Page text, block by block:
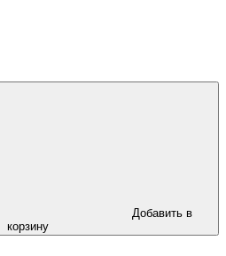
Добавить в
корзину